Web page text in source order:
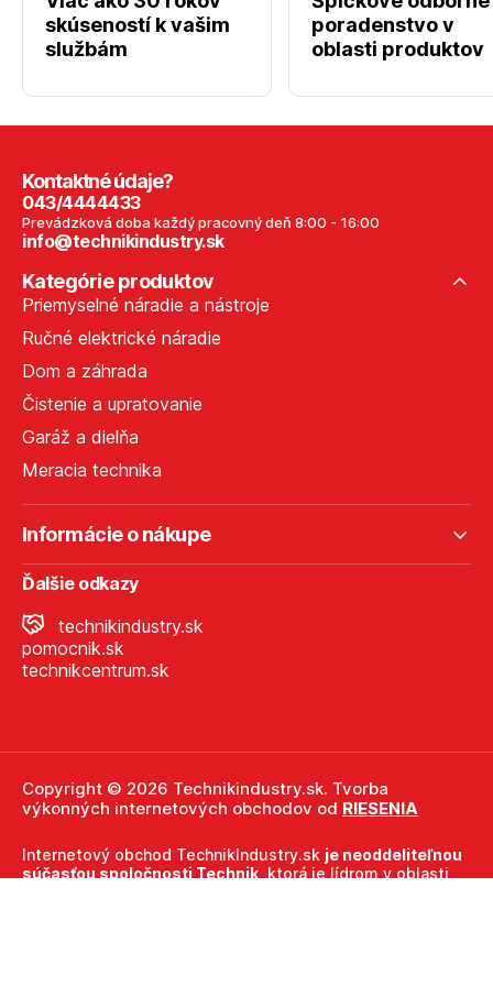
skúseností k vašim
službám
poradenstvo v
oblasti produktov
Kontaktné údaje?
043/4444433
Prevádzková doba každý pracovný deň 8:00 - 16:00
info@technikindustry.sk
Kategórie produktov
Priemyselné náradie a nástroje
Ručné elektrické náradie
Dom a záhrada
Čistenie a upratovanie
Garáž a dielňa
Meracia technika
Informácie o nákupe
Ďalšie odkazy
technikindustry.sk
pomocnik.sk
technikcentrum.sk
Internetový obchod TechnikIndustry.sk je neoddeliteľnou
súčasťou spoločnosti Technik , ktorá je lídrom v oblasti
Copyright © 2026 Technikindustry.sk. Tvorba
výkonných internetových obchodov od RIESENIA